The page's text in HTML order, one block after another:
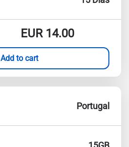
EUR14.00
Add to cart
Portugal